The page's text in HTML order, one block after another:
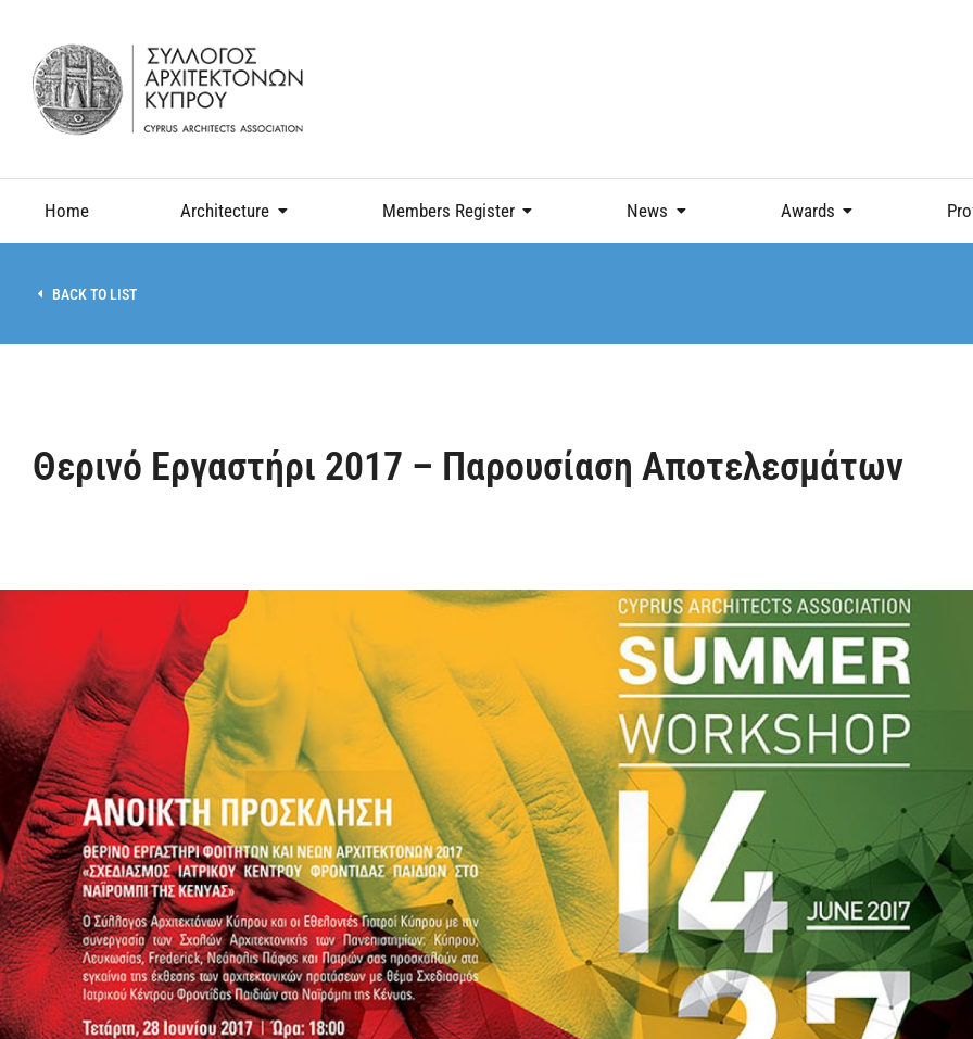
Home Architecture Members Register News Awards
BACK TO LIST
Θερινό Εργαστήρι 2017 – Παρουσίαση Αποτελεσμάτων